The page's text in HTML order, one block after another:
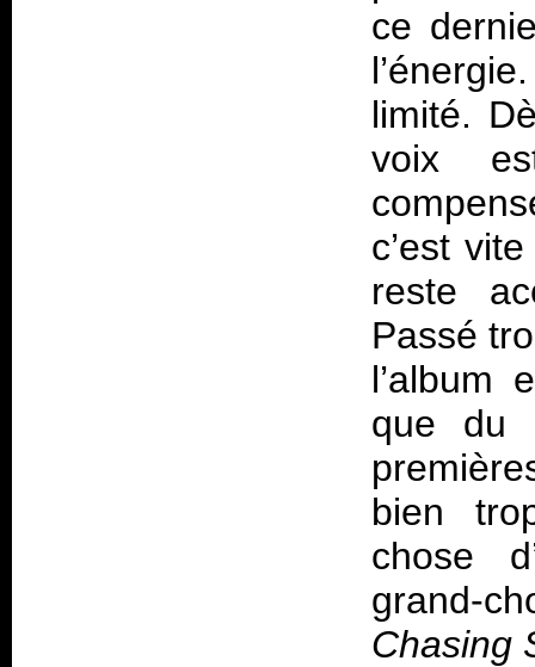
ce
limité.
voix
c’est
reste
Passé
l’album
que du
bien
chose
grand-
Chasing